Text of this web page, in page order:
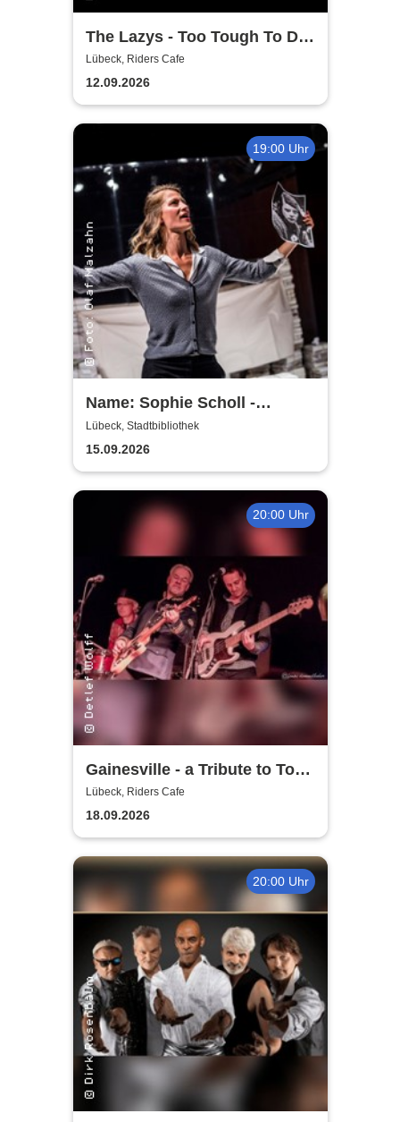
The Lazys - Too Tough To Die
Tour 2026
Lübeck, Riders Cafe
12.09.2026
19:00 Uhr
Name: Sophie Scholl -
Theater Lübeck
Lübeck, Stadtbibliothek
15.09.2026
20:00 Uhr
Gainesville - a Tribute to Tom
Petty & The Heartbreakers
Lübeck, Riders Cafe
18.09.2026
20:00 Uhr